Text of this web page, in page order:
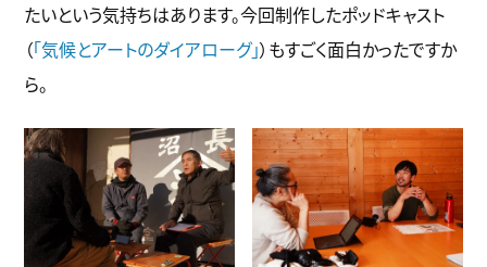
たいという気持ちはあります。今回制作したポッドキャスト
（「気候とアートのダイアローグ」）もすごく面白かったですか
ら。